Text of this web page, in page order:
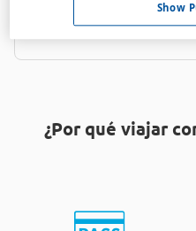
¿Por qué viajar
Show